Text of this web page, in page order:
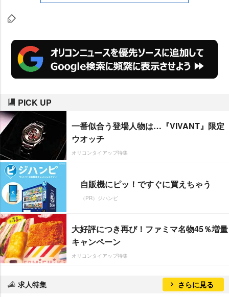
PICK UP
一番似合う登場人物は…『VIVANT』限定
ウオッチ
オリコンタイアップ特集
自販機にピッ！ですぐに買えちゃう
（PR）ジハンピ
大好評につき再び！ファミマ名物45％増量
キャンペーン
オリコンタイアップ特集
求人特集 さらに見る